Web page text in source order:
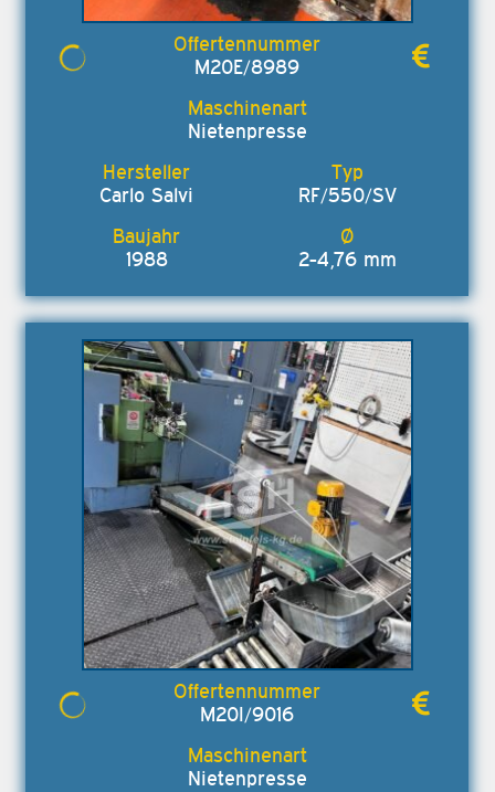
M20E/8989
Nietenpresse
Carlo Salvi RF/550/SV
1988 2-4,76 mm
M20I/9016
Nietenpresse